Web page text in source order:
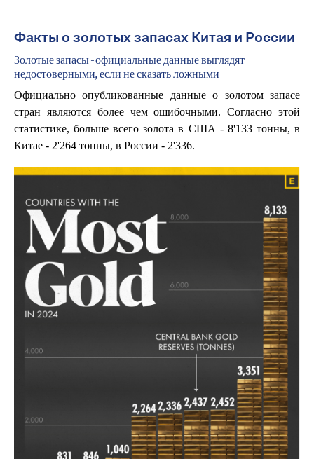
Факты о золотых запасах Китая и России
Золотые запасы - официальные данные выглядят
недостоверными, если не сказать ложными
Официально опубликованные данные о золотом запасе
стран являются более чем ошибочными. Согласно этой
статистике, больше всего золота в США - 8'133 тонны, в
Китае - 2'264 тонны, в России - 2'336.